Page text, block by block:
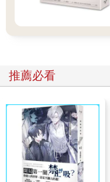
推薦必看